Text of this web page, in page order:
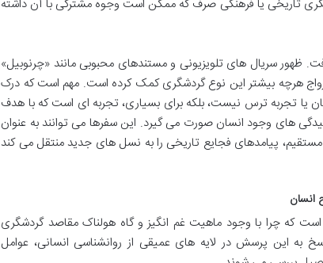
تاریخی یا فرهنگی صرف که ممکن است وجوه مشترکی با آن داشته
ظهور سریال های تلویزیونی و مستندهای محبوبی مانند «چرنوبیل»
رواج هرچه بیشتر این نوع گردشگری کمک کرده است. مهم است که درک
یا تجربه ترس نیست، بلکه برای بسیاری، تجربه ای است که با هدف
های وجود انسان صورت می گیرد. این سفرها می توانند به عنوان
پیامدهای فجایع تاریخی را به نسل های جدید منتقل می کند
انسان
که چرا با وجود ماهیت غم انگیز و گاه هولناک مقاصد گردشگری
به این پرسش در لایه های عمیقی از روانشناسی انسانی، عوامل